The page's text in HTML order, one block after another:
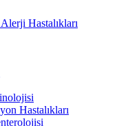
Hastalıkları
Hastalıkları